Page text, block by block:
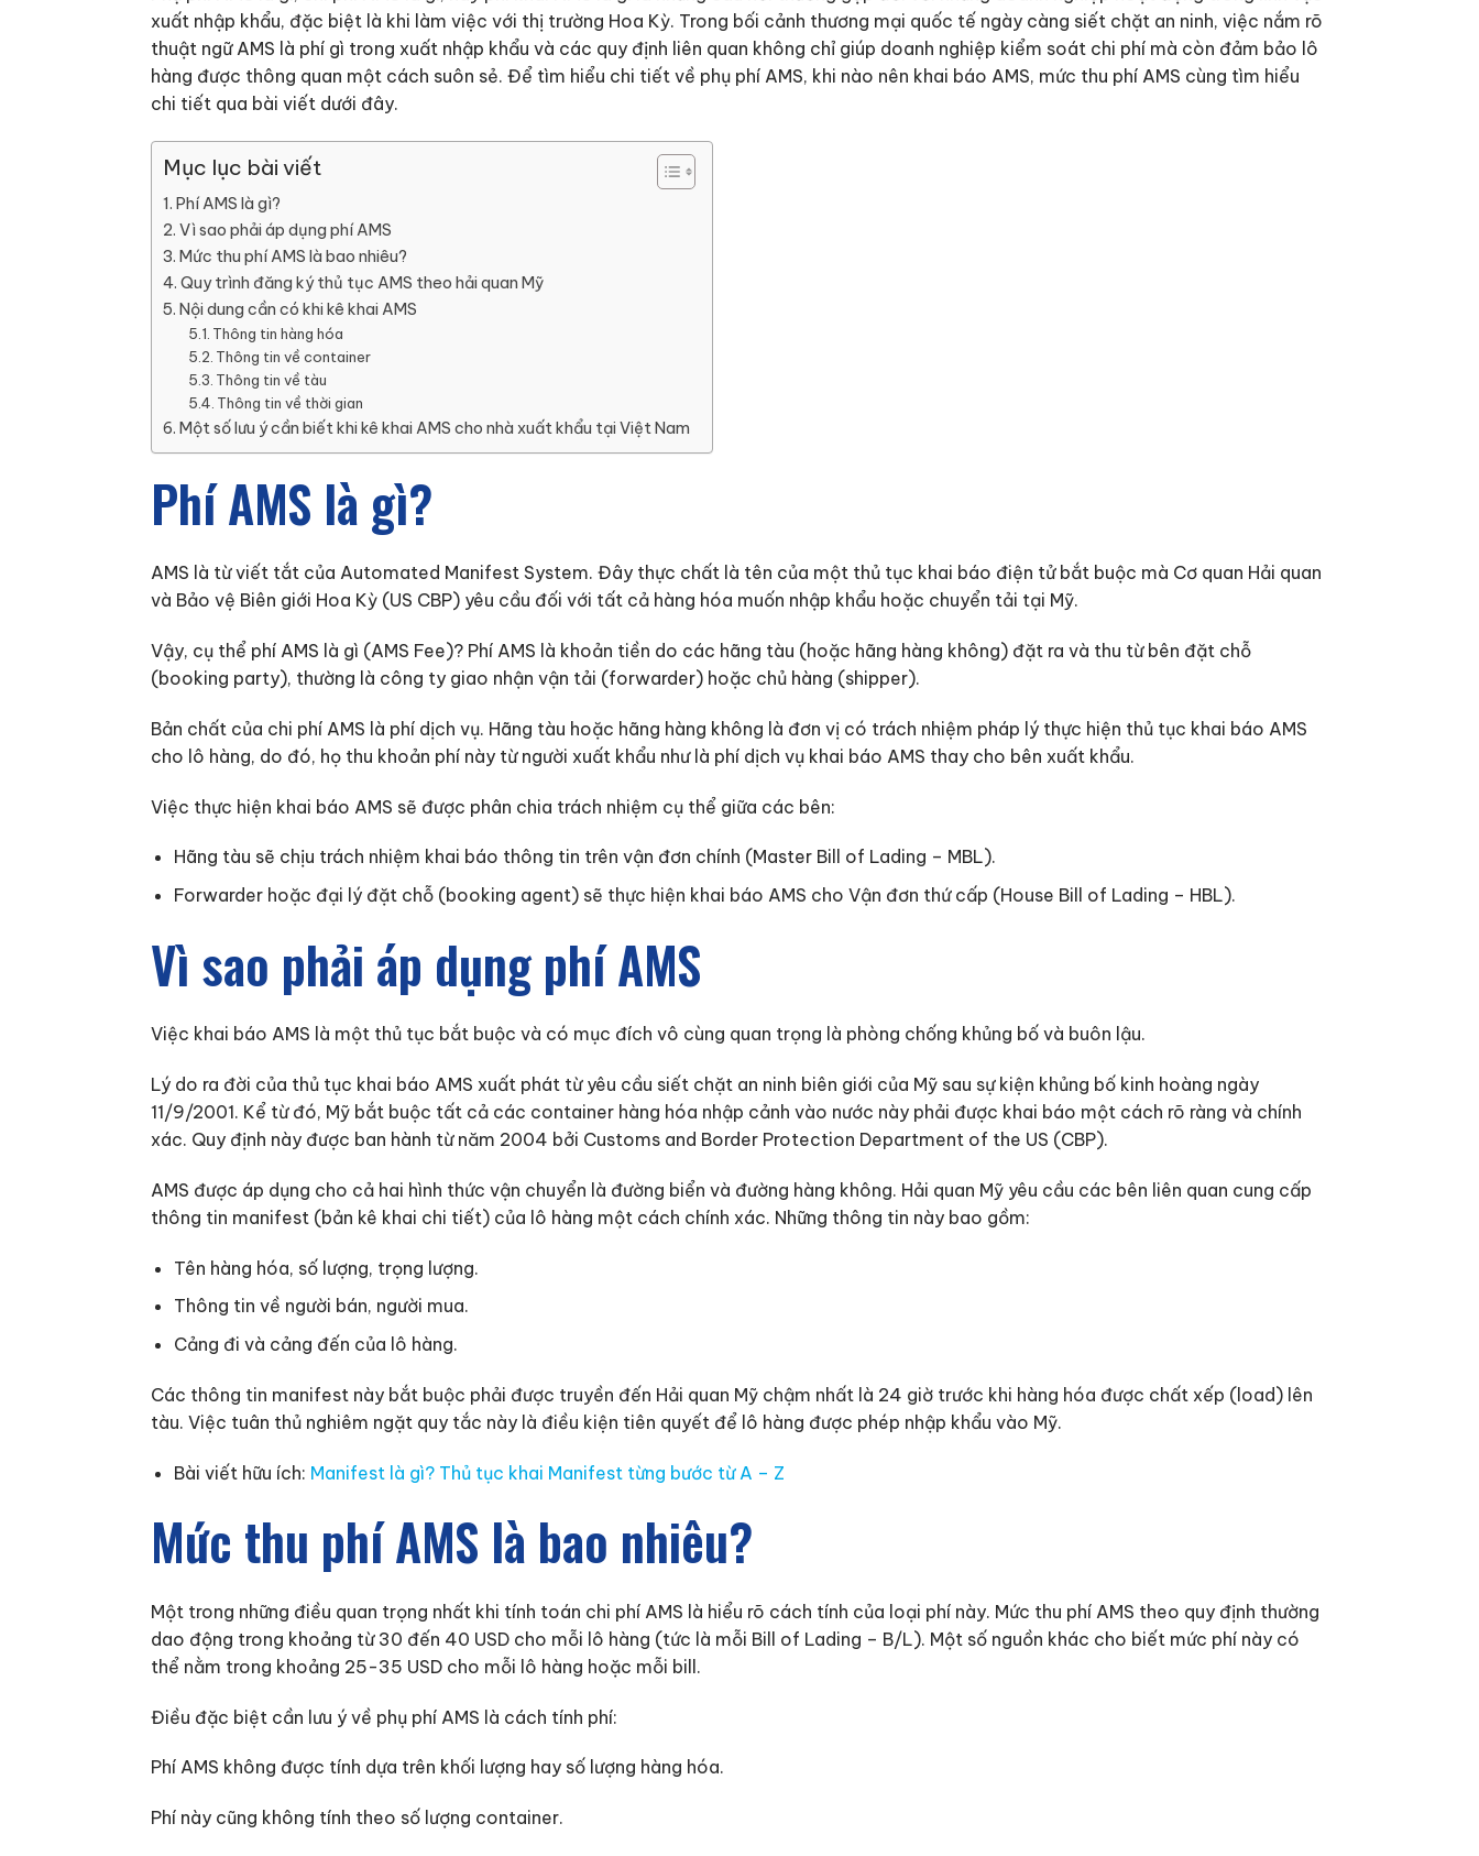
xuất nhập khẩu, đặc biệt là khi làm việc với thị trường Hoa Kỳ. Trong bối cảnh thương mại quốc tế ngày càng siết chặt an ninh, việc nắm rõ
thuật ngữ AMS là phí gì trong xuất nhập khẩu và các quy định liên quan không chỉ giúp doanh nghiệp kiểm soát chi phí mà còn đảm bảo lô
hàng được thông quan một cách suôn sẻ. Để tìm hiểu chi tiết về phụ phí AMS, khi nào nên khai báo AMS, mức thu phí AMS cùng tìm hiểu
chi tiết qua bài viết dưới đây.
Mục lục bài viết
Phí AMS là gì?
Vì sao phải áp dụng phí AMS
Mức thu phí AMS là bao nhiêu?
Quy trình đăng ký thủ tục AMS theo hải quan Mỹ
Nội dung cần có khi kê khai AMS
Thông tin hàng hóa
Thông tin về container
Thông tin về tàu
Thông tin về thời gian
Một số lưu ý cần biết khi kê khai AMS cho nhà xuất khẩu tại Việt Nam
Phí AMS là gì?
AMS là từ viết tắt của Automated Manifest System. Đây thực chất là tên của một thủ tục khai báo điện tử bắt buộc mà Cơ quan Hải quan
và Bảo vệ Biên giới Hoa Kỳ (US CBP) yêu cầu đối với tất cả hàng hóa muốn nhập khẩu hoặc chuyển tải tại Mỹ.
Vậy, cụ thể phí AMS là gì (AMS Fee)? Phí AMS là khoản tiền do các hãng tàu (hoặc hãng hàng không) đặt ra và thu từ bên đặt chỗ
(booking party), thường là công ty giao nhận vận tải (forwarder) hoặc chủ hàng (shipper).
Bản chất của chi phí AMS là phí dịch vụ. Hãng tàu hoặc hãng hàng không là đơn vị có trách nhiệm pháp lý thực hiện thủ tục khai báo AMS
cho lô hàng, do đó, họ thu khoản phí này từ người xuất khẩu như là phí dịch vụ khai báo AMS thay cho bên xuất khẩu.
Việc thực hiện khai báo AMS sẽ được phân chia trách nhiệm cụ thể giữa các bên:
Hãng tàu sẽ chịu trách nhiệm khai báo thông tin trên vận đơn chính (Master Bill of Lading – MBL).
Forwarder hoặc đại lý đặt chỗ (booking agent) sẽ thực hiện khai báo AMS cho Vận đơn thứ cấp (House Bill of Lading – HBL).
Vì sao phải áp dụng phí AMS
Việc khai báo AMS là một thủ tục bắt buộc và có mục đích vô cùng quan trọng là phòng chống khủng bố và buôn lậu.
Lý do ra đời của thủ tục khai báo AMS xuất phát từ yêu cầu siết chặt an ninh biên giới của Mỹ sau sự kiện khủng bố kinh hoàng ngày
11/9/2001. Kể từ đó, Mỹ bắt buộc tất cả các container hàng hóa nhập cảnh vào nước này phải được khai báo một cách rõ ràng và chính
xác. Quy định này được ban hành từ năm 2004 bởi Customs and Border Protection Department of the US (CBP).
AMS được áp dụng cho cả hai hình thức vận chuyển là đường biển và đường hàng không. Hải quan Mỹ yêu cầu các bên liên quan cung cấp
thông tin manifest (bản kê khai chi tiết) của lô hàng một cách chính xác. Những thông tin này bao gồm:
Tên hàng hóa, số lượng, trọng lượng.
Thông tin về người bán, người mua.
Cảng đi và cảng đến của lô hàng.
Các thông tin manifest này bắt buộc phải được truyền đến Hải quan Mỹ chậm nhất là 24 giờ trước khi hàng hóa được chất xếp (load) lên
tàu. Việc tuân thủ nghiêm ngặt quy tắc này là điều kiện tiên quyết để lô hàng được phép nhập khẩu vào Mỹ.
Bài viết hữu ích: Manifest là gì? Thủ tục khai Manifest từng bước từ A – Z
Mức thu phí AMS là bao nhiêu?
Một trong những điều quan trọng nhất khi tính toán chi phí AMS là hiểu rõ cách tính của loại phí này. Mức thu phí AMS theo quy định thường
dao động trong khoảng từ 30 đến 40 USD cho mỗi lô hàng (tức là mỗi Bill of Lading – B/L). Một số nguồn khác cho biết mức phí này có
thể nằm trong khoảng 25-35 USD cho mỗi lô hàng hoặc mỗi bill.
Điều đặc biệt cần lưu ý về phụ phí AMS là cách tính phí:
Phí AMS không được tính dựa trên khối lượng hay số lượng hàng hóa.
Phí này cũng không tính theo số lượng container.